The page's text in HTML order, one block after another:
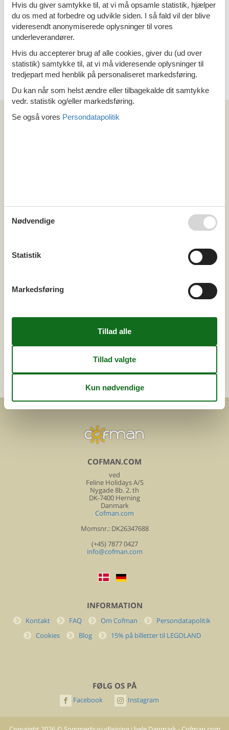
Artikeltyper
Mayrhofen
Wald
Alle
Alle
COFMAN.COM
ved
Feline Holidays A/S
Nygade 8b. 2. th
DK-7400 Herning
Danmark
Cofman.com
Momsnr.: DK26347688
(+45) 7877 0427
info@cofman.com
INFORMATION
Kontakt FAQ Om Cofman
Persondatapolitik
Cookies
Blog 15% på billetter til LEGOLAND
FØLG OS PÅ
Facebook Instagram
Hvis du giver samtykke til, at vi må opsamle statistik, hjælper
du os med at forbedre og udvikle siden. I så fald vil der blive
videresendt anonymiserede oplysninger til vores
underleverandører.
Hvis du accepterer brug af alle cookies, giver du (ud over
statistik) samtykke til, at vi må videresende oplysninger til
tredjepart med henblik på personaliseret markedsføring.
Du kan når som helst ændre eller tilbagekalde dit samtykke
vedr. statistik og/eller markedsføring.
Se også vores Persondatapolitik
Nødvendige
Statistik
Markedsføring